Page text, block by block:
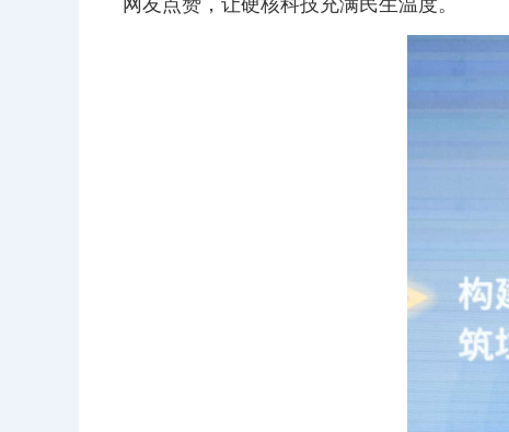
网友点赞，让硬核科技充满民生温度。